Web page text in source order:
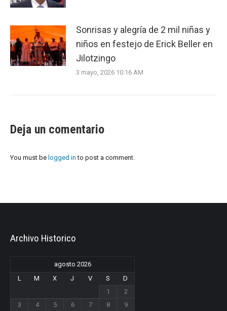
Sonrisas y alegría de 2 mil niñas y
niños en festejo de Erick Beller en
Jilotzingo
3 mayo, 2026 10:16 AM
Deja un comentario
You must be logged in to post a comment.
Archivo Historico
agosto 2026
L
M X J V S
D
1
2
3
4 5 6 7 8
9